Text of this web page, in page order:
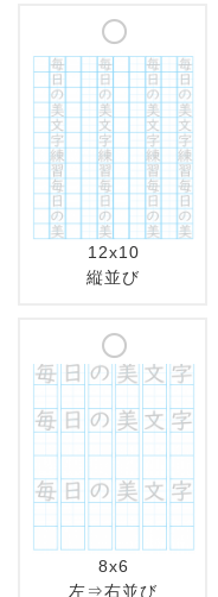
12x10
縦並び
8x6
左⇒右並び